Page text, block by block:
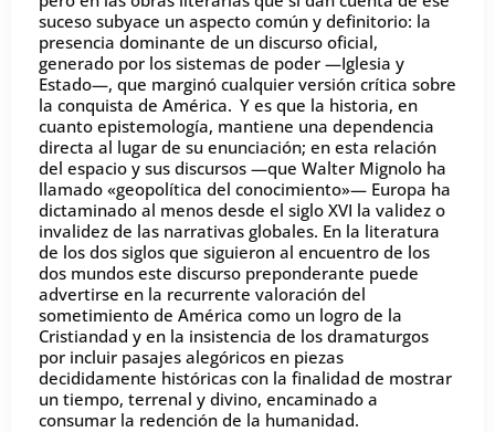
suceso subyace un aspecto común y definitorio: la
presencia dominante de un discurso oficial,
generado por los sistemas de poder —Iglesia y
Estado—, que marginó cualquier versión crítica sobre
la conquista de América. Y es que la historia, en
cuanto epistemología, mantiene una dependencia
directa al lugar de su enunciación; en esta relación
del espacio y sus discursos —que Walter Mignolo ha
llamado «geopolítica del conocimiento»— Europa ha
dictaminado al menos desde el siglo XVI la validez o
invalidez de las narrativas globales. En la literatura
de los dos siglos que siguieron al encuentro de los
dos mundos este discurso preponderante puede
advertirse en la recurrente valoración del
sometimiento de América como un logro de la
Cristiandad y en la insistencia de los dramaturgos
por incluir pasajes alegóricos en piezas
decididamente históricas con la finalidad de mostrar
un tiempo, terrenal y divino, encaminado a
consumar la redención de la humanidad.